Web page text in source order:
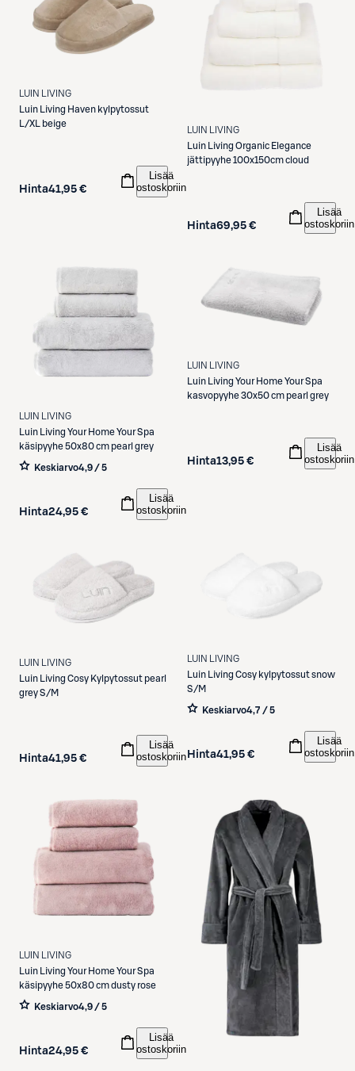
LUIN LIVING
Luin Living Haven kylpytossut
L/XL beige
Hinta41,95 €
Lisää
ostoskoriin
LUIN LIVING
Luin Living Organic Elegance
jättipyyhe 100x150cm cloud
Hinta69,95 €
Lisää
ostoskoriin
LUIN LIVING
Luin Living Your Home Your Spa
käsipyyhe 50x80 cm pearl grey
Keskiarvo4,9 / 5
Hinta24,95 €
Lisää
ostoskoriin
LUIN LIVING
Luin Living Your Home Your Spa
kasvopyyhe 30x50 cm pearl grey
Hinta13,95 €
Lisää
ostoskoriin
LUIN LIVING
Luin Living Cosy Kylpytossut pearl
grey S/M
Hinta41,95 €
Lisää
ostoskoriin
LUIN LIVING
Luin Living Cosy kylpytossut snow
S/M
Keskiarvo4,7 / 5
Hinta41,95 €
Lisää
ostoskoriin
LUIN LIVING
Luin Living Your Home Your Spa
käsipyyhe 50x80 cm dusty rose
Keskiarvo4,9 / 5
Hinta24,95 €
Lisää
ostoskoriin